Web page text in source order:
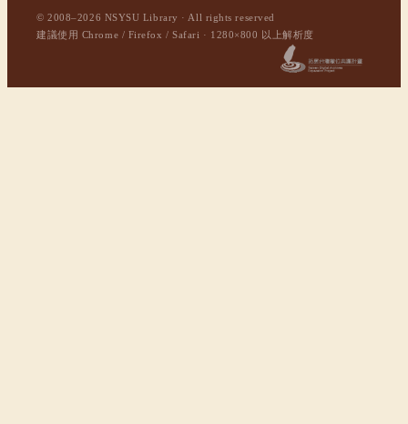
© 2008–2026 NSYSU Library · All rights reserved
建議使用 Chrome / Firefox / Safari · 1280×800 以上解析度